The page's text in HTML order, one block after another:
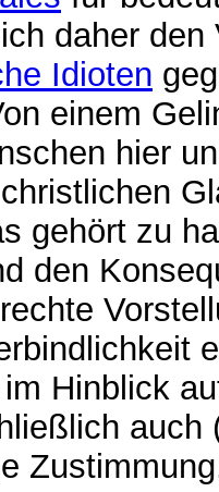
daher
Idioten
einem
hier
gehört zu
den
Hinblick
auch